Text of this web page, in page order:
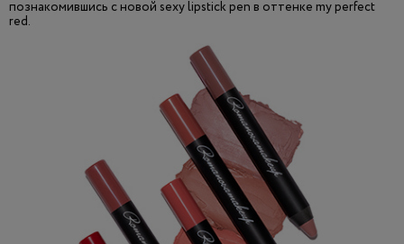
познакомившись с новой sexy lipstick pen в оттенке my perfect
red.